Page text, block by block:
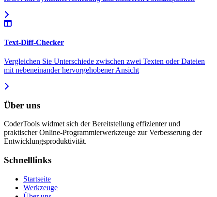
Text-Diff-Checker
Vergleichen Sie Unterschiede zwischen zwei Texten oder Dateien
mit nebeneinander hervorgehobener Ansicht
Über uns
CoderTools widmet sich der Bereitstellung effizienter und
praktischer Online-Programmierwerkzeuge zur Verbesserung der
Entwicklungsproduktivität.
Schnelllinks
Startseite
Werkzeuge